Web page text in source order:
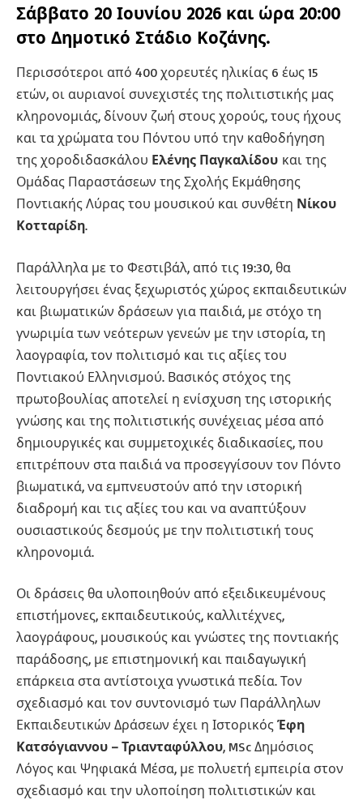
Σάββατο 20 Ιουνίου 2026 και ώρα 20:00
στο Δημοτικό Στάδιο Κοζάνης.
Περισσότεροι από 400 χορευτές ηλικίας 6 έως 15
ετών, οι αυριανοί συνεχιστές της πολιτιστικής μας
κληρονομιάς, δίνουν ζωή στους χορούς, τους ήχους
και τα χρώματα του Πόντου υπό την καθοδήγηση
της χοροδιδασκάλου Ελένης Παγκαλίδου και της
Ομάδας Παραστάσεων της Σχολής Εκμάθησης
Ποντιακής Λύρας του μουσικού και συνθέτη Νίκου
Κοτταρίδη.
Παράλληλα με το Φεστιβάλ, από τις 19:30, θα
λειτουργήσει ένας ξεχωριστός χώρος εκπαιδευτικών
και βιωματικών δράσεων για παιδιά, με στόχο τη
γνωριμία των νεότερων γενεών με την ιστορία, τη
λαογραφία, τον πολιτισμό και τις αξίες του
Ποντιακού Ελληνισμού. Βασικός στόχος της
πρωτοβουλίας αποτελεί η ενίσχυση της ιστορικής
γνώσης και της πολιτιστικής συνέχειας μέσα από
δημιουργικές και συμμετοχικές διαδικασίες, που
επιτρέπουν στα παιδιά να προσεγγίσουν τον Πόντο
βιωματικά, να εμπνευστούν από την ιστορική
διαδρομή και τις αξίες του και να αναπτύξουν
ουσιαστικούς δεσμούς με την πολιτιστική τους
κληρονομιά.
Οι δράσεις θα υλοποιηθούν από εξειδικευμένους
επιστήμονες, εκπαιδευτικούς, καλλιτέχνες,
λαογράφους, μουσικούς και γνώστες της ποντιακής
παράδοσης, με επιστημονική και παιδαγωγική
επάρκεια στα αντίστοιχα γνωστικά πεδία. Τον
σχεδιασμό και τον συντονισμό των Παράλληλων
Εκπαιδευτικών Δράσεων έχει η Ιστορικός Έφη
Κατσόγιαννου – Τριανταφύλλου, MSc Δημόσιος
Λόγος και Ψηφιακά Μέσα, με πολυετή εμπειρία στον
σχεδιασμό και την υλοποίηση πολιτιστικών και